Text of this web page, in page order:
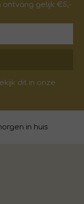
ontvang gelijk €5,-
dit in onze
in huis